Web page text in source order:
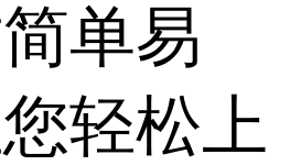
单易
轻松上